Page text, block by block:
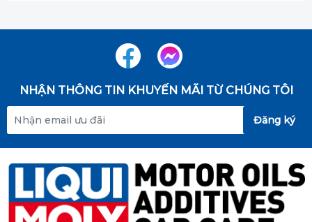
NHẬN THÔNG TIN KHUYẾN MÃI TỪ CHÚNG TÔI
Đăng ký